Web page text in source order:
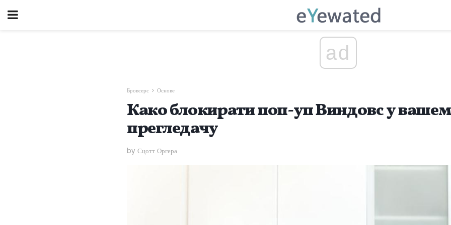
ad
Бровсерс Основе
Како блокирати поп-уп Виндовс у
прегледачу
by Сцотт Оргера